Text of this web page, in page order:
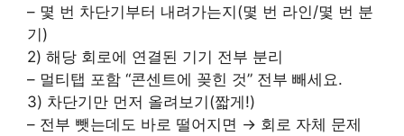
– 몇 번 차단기부터 내려가는지(몇 번 라인/몇 번 분
기)
2) 해당 회로에 연결된 기기 전부 분리
– 멀티탭 포함 “콘센트에 꽂힌 것” 전부 빼세요.
3) 차단기만 먼저 올려보기(짧게!)
– 전부 뺏는데도 바로 떨어지면 → 회로 자체 문제